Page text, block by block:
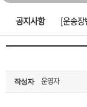
맨
은?
품
구
매
은
꼴
사
섹
스
고
공지사항
[ios앱
[무인
작성자 운영자